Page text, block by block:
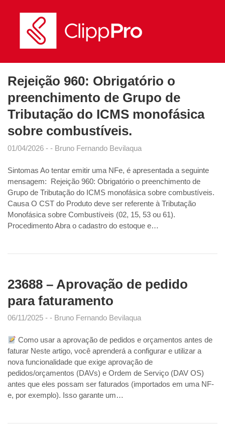
Rejeição 960: Obrigatório o
preenchimento de Grupo de
Tributação do ICMS monofásica
sobre combustíveis.
01/04/2026 Bruno Fernando Bevilaqua
Sintomas Ao tentar emitir uma NFe, é apresentada a seguinte
mensagem: Rejeição 960: Obrigatório o preenchimento de
Grupo de Tributação do ICMS monofásica sobre combustíveis.
Causa O CST do Produto deve ser referente à Tributação
Monofásica sobre Combustíveis (02, 15, 53 ou 61).
Procedimento Abra o cadastro do estoque e…
23688 – Aprovação de pedido
para faturamento
06/11/2025 Bruno Fernando Bevilaqua
Como usar a aprovação de pedidos e orçamentos antes de
faturar Neste artigo, você aprenderá a configurar e utilizar a
nova funcionalidade que exige aprovação de
pedidos/orçamentos (DAVs) e Ordem de Serviço (DAV OS)
antes que eles possam ser faturados (importados em uma NF-
e, por exemplo). Isso garante um…